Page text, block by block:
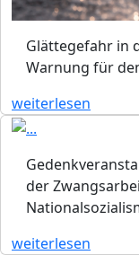
Glättegefahr in
Warnung für
weiterlesen
der
weiterlesen